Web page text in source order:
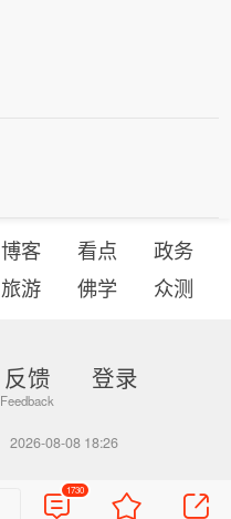
博客 看点
政务
旅游 佛学 众测
反馈 登录
2026-08-08 18:26
1730